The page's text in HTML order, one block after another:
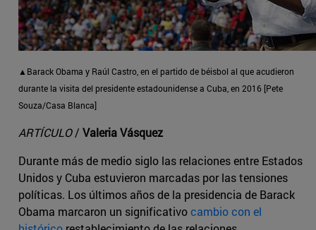
▲Barack Obama y Raúl Castro, en el partido de béisbol al que acudieron
durante la visita del presidente estadounidense a Cuba, en 2016 [Pete
Souza/Casa Blanca]
ARTÍCULO/ Valeria Vásquez
Durante más de medio siglo las relaciones entre Estados
Unidos y Cuba estuvieron marcadas por las tensiones
políticas. Los últimos años de la presidencia de Barack
Obama marcaron un significativocambio con el